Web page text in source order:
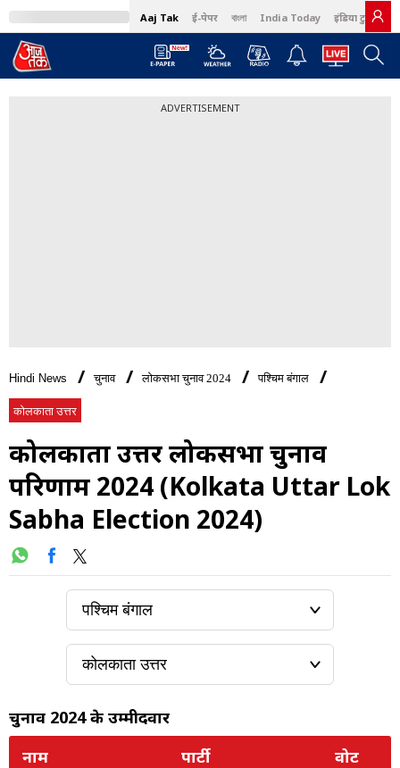
Aaj Tak ई-पेपर বাংলা India Today इंडिया टुडे हिंदी
ADVERTISEMENT
Hindi News चुनाव लोकसभा चुनाव 2024 पश्चिम बंगाल
कोलकाता उत्तर
कोलकाता उत्तर लोकसभा चुनाव
परिणाम 2024 (Kolkata Uttar Lok
Sabha Election 2024)
चुनाव 2024 के उम्मीदवार
नाम
पार्टी वोट